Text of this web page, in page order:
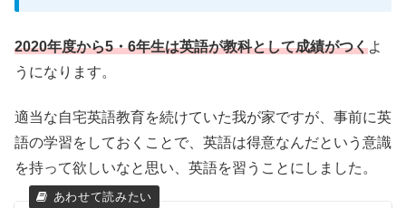
2020年度から5・6年生は英語が教科として成績がつくよ
うになります。
適当な自宅英語教育を続けていた我が家ですが、事前に英
語の学習をしておくことで、英語は得意なんだという意識
を持って欲しいなと思い、英語を習うことにしました。